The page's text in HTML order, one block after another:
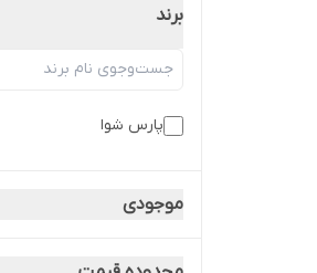
برند
پارس شوا
موجودی